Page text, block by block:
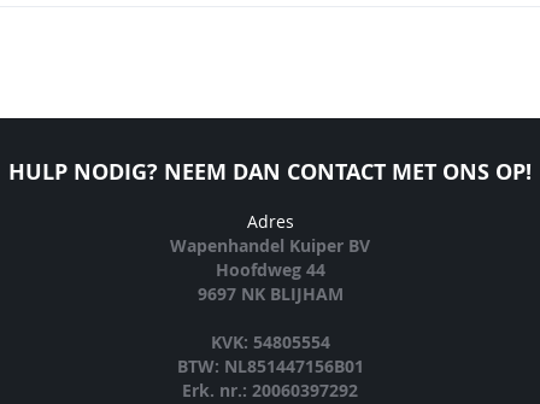
HULP NODIG? NEEM DAN CONTACT MET ONS OP!
Adres
Wapenhandel Kuiper BV
Hoofdweg 44
9697 NK BLIJHAM
KVK: 54805554
BTW: NL851447156B01
Erk. nr.: 20060397292